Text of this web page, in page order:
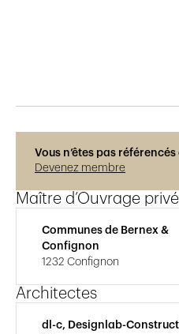
Vous n’êtes pas
Devenez membre
Maître d’Ouvrage privé
Communes de Bernex &
Confignon
1232 Confignon
Architectes
dl-c, Designlab-